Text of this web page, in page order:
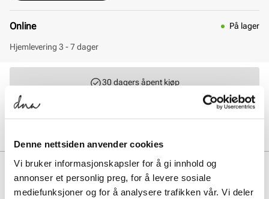
Denne nettsiden anvender cookies
Vi bruker informasjonskapsler for å gi innhold og
annonser et personlig preg, for å levere sosiale
mediefunksjoner og for å analysere trafikken vår. Vi deler
Online På lager
Hjemlevering 3 - 7 dager
30 dagers åpent kjøp
Gratis retur i butikk
BESKRIVELSE
BIRKENSTOCK Arizona er en tidløs og komfortabel sandal med to